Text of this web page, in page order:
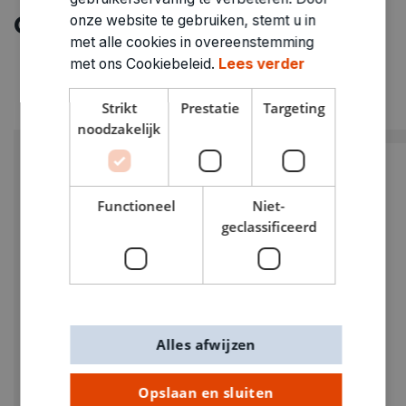
Ontdek meer
onze website te gebruiken, stemt u in
met alle cookies in overeenstemming
met ons Cookiebeleid. Lees verder
Strikt
noodzakelijk
Prestatie Targeting
Functioneel
Niet-
geclassificeerd
Opslaan en sluiten
Alles afwijzen